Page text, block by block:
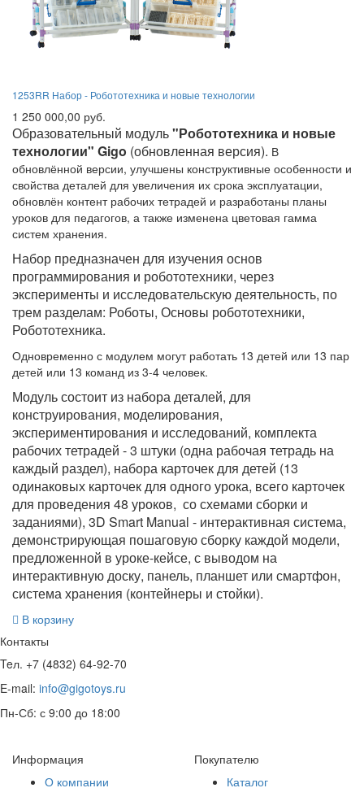
1253RR Набор - Робототехника и новые технологии
1 250 000,00 руб.
Образовательный модуль"Робототехника и новые
технологии" Gigo (обновленная версия). В
обновлённой версии, улучшены конструктивные особенности и
свойства деталей для увеличения их срока эксплуатации,
обновлён контент рабочих тетрадей и разработаны планы
уроков для педагогов, а также изменена цветовая гамма
систем хранения.
Набор предназначен для изучения основ
программирования и робототехники, через
эксперименты и исследовательскую деятельность, по
трем разделам: Роботы, Основы робототехники,
Робототехника.
Одновременно с модулем могут работать 13 детей или 13 пар
детей или 13 команд из 3-4 человек.
Модуль состоит из набора деталей, для
конструирования, моделирования,
экспериментирования и исследований, комплекта
рабочих тетрадей - 3 штуки (одна рабочая тетрадь на
каждый раздел), набора карточек для детей (13
одинаковых карточек для одного урока, всего карточек
для проведения 48 уроков, со схемами сборки и
заданиями), 3D Smart Manual - интерактивная система,
демонстрирующая пошаговую сборку каждой модели,
предложенной в уроке-кейсе, с выводом на
интерактивную доску, панель, планшет или смартфон,
система хранения (контейнеры и стойки).
В корзину
Контакты
Teл. +7 (4832) 64-92-70
E-mail: info@gigotoys.ru
Пн-Сб: с 9:00 до 18:00
Информация
О компании
Покупателю
Каталог